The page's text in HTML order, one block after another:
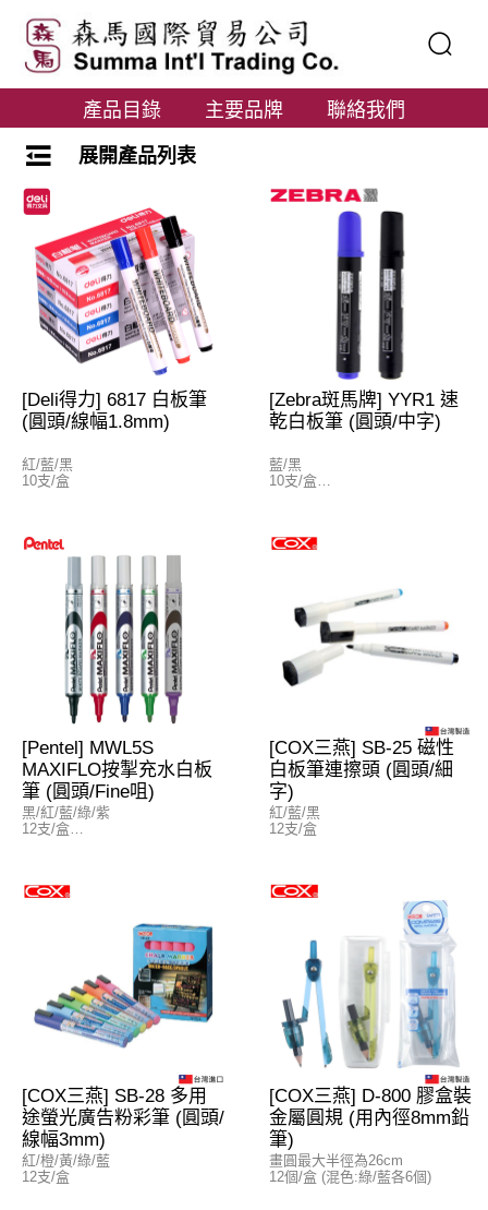
產品目錄 主要品牌 聯絡我們
展開產品列表
[Deli得力] 6817 白板筆
(圓頭/線幅1.8mm)
紅/藍/黑
10支/盒
[Zebra斑馬牌] YYR1 速
乾白板筆 (圓頭/中字)
藍/黑
10支/盒
YYR1-BK (Black黑)
[Pentel] MWL5S
MAXIFLO按掣充水白板
筆 (圓頭/Fine咀)
黑/紅/藍/綠/紫
12支/盒
MWL5S-B (Red紅)
MWL5S-D (Green綠)
MWL5S-V (Violet紫)
[COX三燕] SB-25 磁性
白板筆連擦頭 (圓頭/細
字)
紅/藍/黑
12支/盒
[COX三燕] SB-28 多用
途螢光廣告粉彩筆 (圓頭/
線幅3mm)
紅/橙/黃/綠/藍
12支/盒
[COX三燕] D-800 膠盒裝
金屬圓規 (用內徑8mm鉛
筆)
畫圓最大半徑為26cm
12個/盒 (混色:綠/藍各6個)